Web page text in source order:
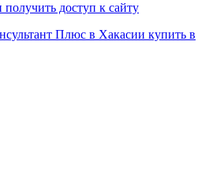
доступ к сайту
Плюс в Хакасии купить в